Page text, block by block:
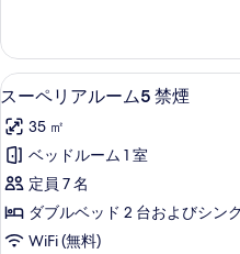
表
示
す
る
禁
煙
の
す
べ
て
の
写
ア
ル
ー
4
禁
煙
の
詳
細
ス
ー
ペ
リ
ア
ル
17
スーペリアルーム5 禁煙
35 ㎡
ベッドルーム 1 室
定員 7 名
ダブルベッド 2 台およびシン
WiFi (無料)